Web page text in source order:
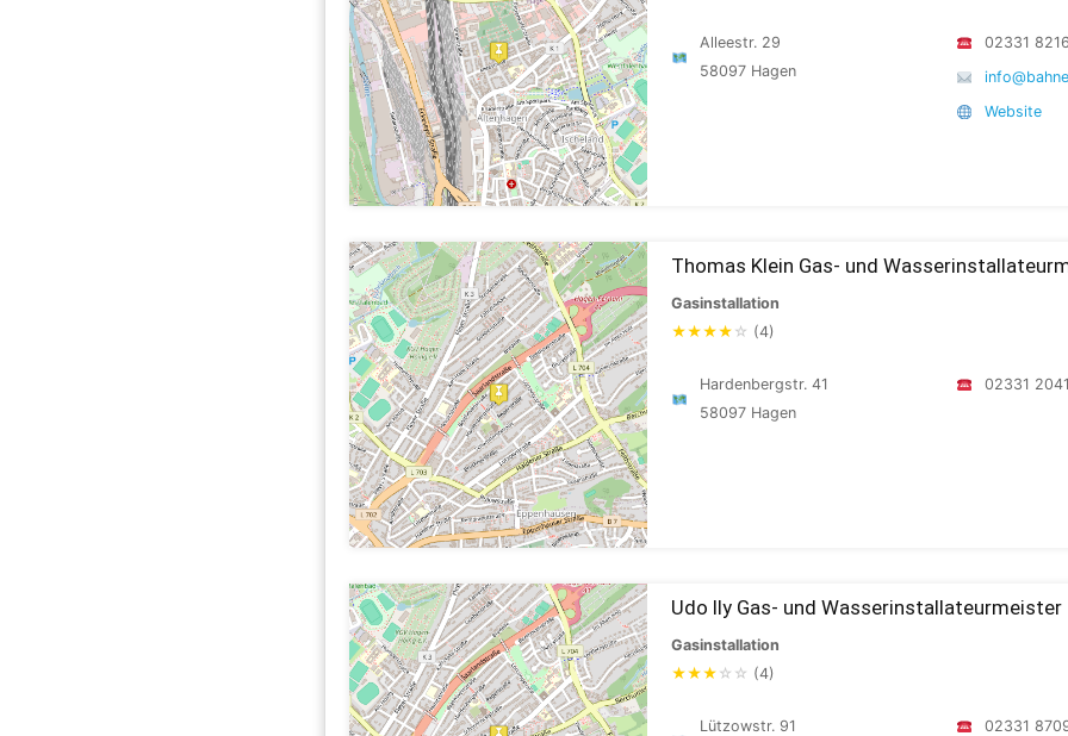
Alleestr. 29
58097 Hagen
02331
Website
Thomas Klein Gas- und
Gasinstallation
★★★★ ☆ (4)
Hardenbergstr. 41
58097 Hagen
02331
Udo Ily Gas- und Wasserinstallateurmeister
Gasinstallation
★★★ ☆ ☆ (4)
Lützowstr. 91
02331